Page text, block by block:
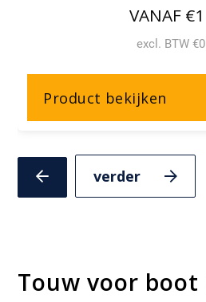
VANAF
excl. BTW
Product bekijken
Vorige
slide
Touw voor boot